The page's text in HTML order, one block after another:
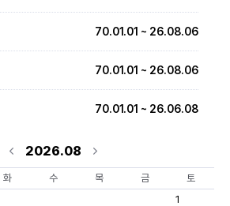
70.01.01 ~ 26.08.06
70.01.01 ~ 26.08.06
70.01.01 ~ 26.06.08
2026.08
화 수 목 금
토
1